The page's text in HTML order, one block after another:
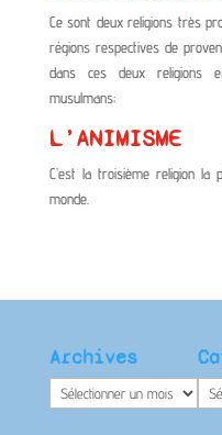
Ce sont deux religions très
régions respectives de
dans ces deux religions
musulmans;
L’ANIMISME
C’est la troisième religion la
monde.
Archives
Archives